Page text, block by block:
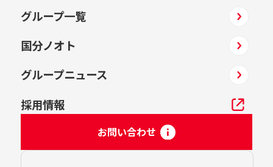
グループ一覧
国分ノオト
グループニュース
採用情報
お問い合わせ